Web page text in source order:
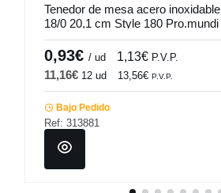
Tenedor de mesa acero inoxidable
18/0 20,1 cm Style 180 Pro.mundi
0,93€ / ud 1,13€ P.V.P.
11,16€ 12 ud 13,56€ P.V.P.
Bajo Pedido
Ref: 313881